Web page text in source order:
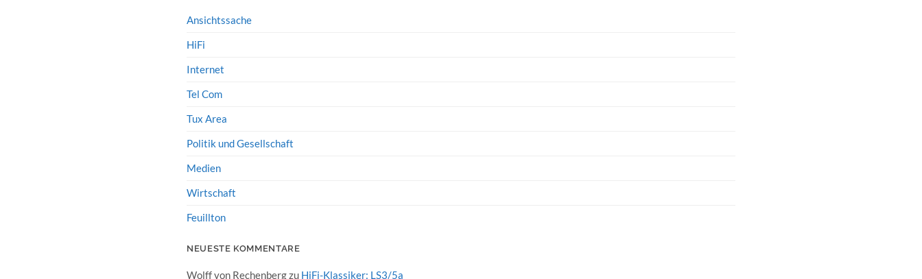
Ansichtssache
HiFi
Internet
Tel Com
Tux Area
Politik und Gesellschaft
Medien
Wirtschaft
Feuillton
NEUESTE KOMMENTARE
Wolff von Rechenbergzu HiFi-Klassiker: LS3/5a